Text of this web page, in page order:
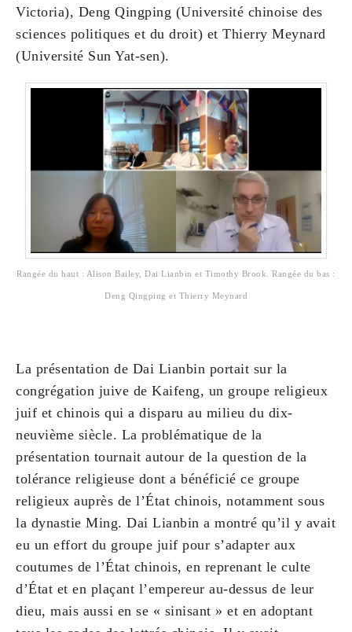
Victoria), Deng Qingping (Université chinoise des
sciences politiques et du droit) et Thierry Meynard
(Université Sun Yat-sen).
Rangée du haut : Alison Bailey, Dai Lianbin et Timothy Brook. Rangée du bas :
Deng Qingping et Thierry Meynard
La présentation de Dai Lianbin portait sur la
congrégation juive de Kaifeng, un groupe religieux
juif et chinois qui a disparu au milieu du dix-
neuvième siècle. La problématique de la
présentation tournait autour de la question de la
tolérance religieuse dont a bénéficié ce groupe
religieux auprès de l’État chinois, notamment sous
la dynastie Ming. Dai Lianbin a montré qu’il y avait
eu un effort du groupe juif pour s’adapter aux
coutumes de l’État chinois, en reprenant le culte
d’État et en plaçant l’empereur au-dessus de leur
dieu, mais aussi en se « sinisant » et en adoptant